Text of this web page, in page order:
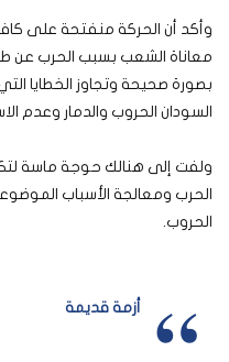
وأكد أن الحركة منفتحة على
معاناة الشعب بسبب الحرب عن
بصورة صحيحة وتجاوز الخطايا
السودان الحروب والدمار وعدم
ولفت إلى هنالك حوجة ماسة
الحرب ومعالجة الأسباب
الحروب.
أزمة قديمة